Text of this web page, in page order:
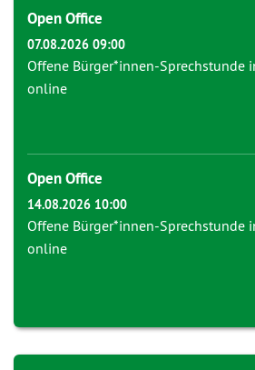
Open Office
07.08.2026 09:00
Offene Bürger*innen-Sprechstunde
online
Open Office
14.08.2026 10:00
Offene Bürger*innen-Sprechstunde
online